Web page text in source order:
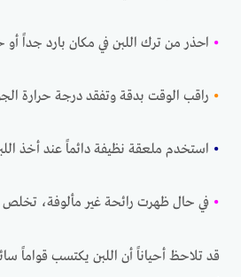
• احذر من ترك اللبن في مكان بارد جداً أو
• راقب الوقت بدقة وتفقد درجة حرارة
• استخدم ملعقة نظيفة دائماً عند أخذ
• في حال ظهرت رائحة غير مألوفة، تخلص
قد تلاحظ أحياناً أن اللبن يكتسب قواماً